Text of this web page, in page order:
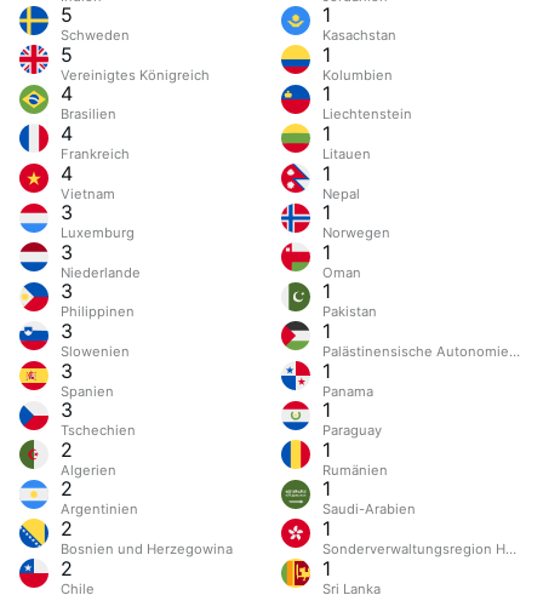
5
Schweden
5
Vereinigtes Königreich
4
Brasilien
4
Frankreich
4
Vietnam
3
Luxemburg
3
Niederlande
3
Philippinen
3
Slowenien
3
Spanien
3
Tschechien
2
Algerien
2
Argentinien
2
Bosnien und Herzegowina
2
Chile
1
Kasachstan
1
Kolumbien
1
Liechtenstein
1
Litauen
1
Nepal
1
Norwegen
1
Oman
1
Pakistan
1
Palästinensische
1
Panama
1
Paraguay
1
Rumänien
1
Saudi-Arabien
1
Sonderverwaltungsregion
1
Sri Lanka